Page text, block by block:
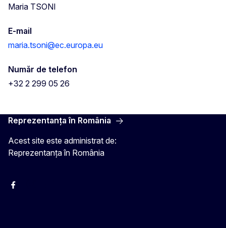
Maria TSONI
E-mail
maria.tsoni@ec.europa.eu
Număr de telefon
+32 2 299 05 26
Reprezentanța în România
Acest site este administrat de:
Reprezentanța în România
Facebook